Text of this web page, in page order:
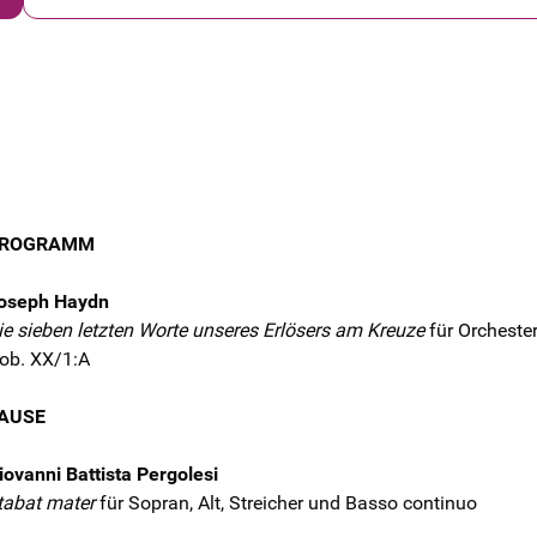
Haydn
sieben letzten Worte unseres Erlösers am Kreuzefür
XX/1:A
Battista Pergolesi
materfür Sopran, Alt, Streicher und Basso continuo